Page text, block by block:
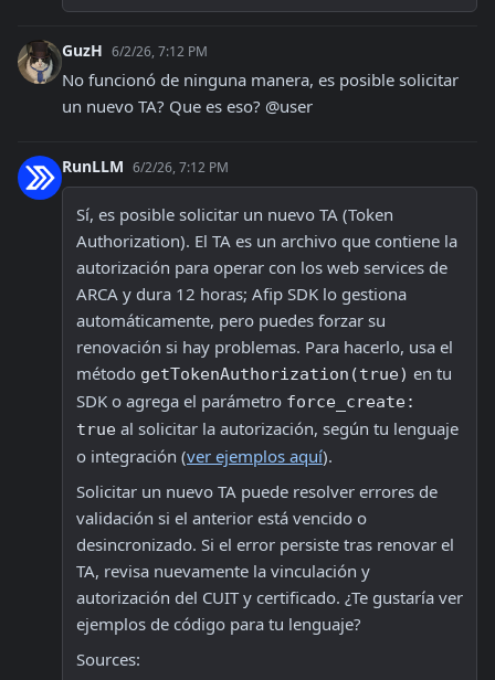
GuzH 6/2/26, 7:12 PM
No funcionó de ninguna manera, es posible solicitar
un nuevo TA? Que es eso? @user
RunLLM 6/2/26, 7:12 PM
Sí, es posible solicitar un nuevo TA (Token
Authorization). El TA es un archivo que contiene la
autorización para operar con los web services de
ARCA y dura 12 horas; Afip SDK lo gestiona
automáticamente, pero puedes forzar su
renovación si hay problemas. Para hacerlo, usa el
método getTokenAuthorization(true) en tu
SDK o agrega el parámetro force_create:
true al solicitar la autorización, según tu lenguaje
o integración (ver ejemplos aquí).
Solicitar un nuevo TA puede resolver errores de
validación si el anterior está vencido o
desincronizado. Si el error persiste tras renovar el
TA, revisa nuevamente la vinculación y
autorización del CUIT y certificado. ¿Te gustaría ver
ejemplos de código para tu lenguaje?
Sources: